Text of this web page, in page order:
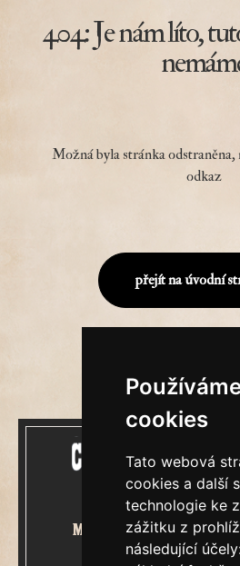
cookies
Tato webová
cookies a další
technologie ke
zážitku z
následující
404: Je nám líto,
Možná byla stránka odstraněna,
odkaz
přejít na úvodní
Mecenášem